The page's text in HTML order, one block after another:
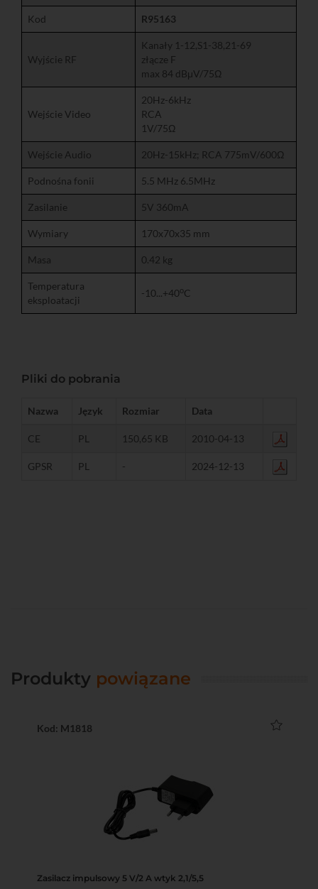
Kod R95163
Wyjście RF
Kanały 1-12,S1-38,21-69
złącze F
max 84 dBμV/75Ω
Wejście Video
20Hz-6kHz
RCA
1V/75Ω
Wejście Audio 20Hz-15kHz; RCA 775mV/600Ω
Podnośna fonii 5.5 MHz 6.5MHz
Zasilanie 5V 360mA
Wymiary 170x70x35 mm
Masa 0.42 kg
Temperatura
eksploatacji
-10...+40oC
Pliki do pobrania
Nazwa Język Rozmiar Data
CE PL 150,65 KB 2010-04-13
GPSR PL - 2024-12-13
Produkty powiązane
Kod: M1818
Zasilacz impulsowy 5 V/2 A wtyk 2,1/5,5